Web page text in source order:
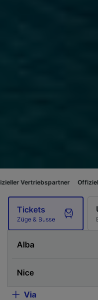
Offizieller
Tickets
Züge & Busse
Via